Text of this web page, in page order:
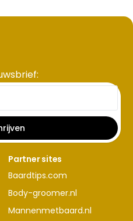
Partner sites
Baardtips.com
Body-groomer.nl
Mannenmetbaard.nl